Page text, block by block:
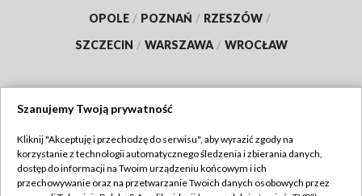
OPOLE / POZNAŃ / RZESZÓW /
SZCZECIN / WARSZAWA / WROCŁAW
TVP
Abonament TVP
Regulamin TVP
Szanujemy Twoją prywatność
Kliknij "Akceptuję i przechodzę do serwisu", aby wyrazić zgody na
korzystanie z technologii automatycznego śledzenia i zbierania danych,
dostęp do informacji na Twoim urządzeniu końcowym i ich
przechowywanie oraz na przetwarzanie Twoich danych osobowych przez